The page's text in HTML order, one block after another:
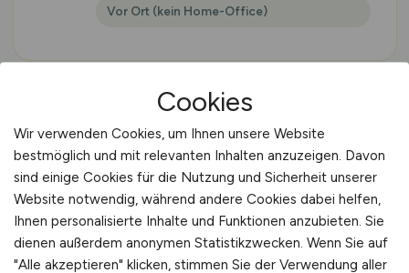
Vor Ort (kein Home-Office)
2 3
Cookies
Wir verwenden Cookies, um Ihnen unsere Website
bestmöglich und mit relevanten Inhalten anzuzeigen. Davon
sind einige Cookies für die Nutzung und Sicherheit unserer
Website notwendig, während andere Cookies dabei helfen,
Ihnen personalisierte Inhalte und Funktionen anzubieten. Sie
dienen außerdem anonymen Statistikzwecken. Wenn Sie auf
"Alle akzeptieren" klicken, stimmen Sie der Verwendung aller